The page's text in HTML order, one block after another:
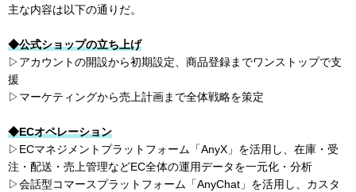
主な内容は以下の通りだ。
◆公式ショップの立ち上げ
▷アカウントの開設から初期設定、商品登録までワンストップで支
援
▷マーケティングから売上計画まで全体戦略を策定
◆ECオペレーション
▷ECマネジメントプラットフォーム「AnyX」を活用し、在庫・受
注・配送・売上管理などEC全体の運用データを一元化・分析
▷会話型コマースプラットフォーム「AnyChat」を活用し、カスタ